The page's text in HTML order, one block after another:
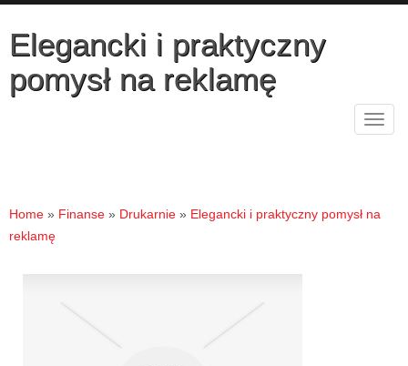
Elegancki i praktyczny
pomysł na reklamę
Home » Finanse » Drukarnie » Elegancki i praktyczny pomysł na
reklamę